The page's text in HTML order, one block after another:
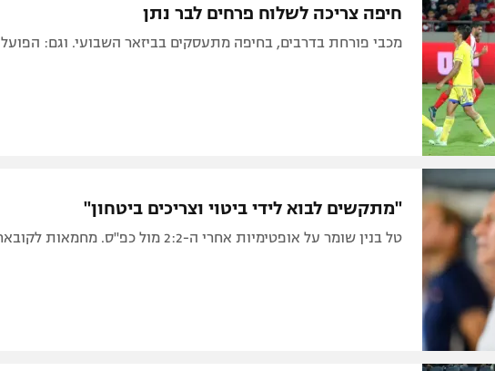
חיפה צריכה לשלוח פרחים לבר נתן
מכבי פורחת בדרבים, בחיפה מתעסקים בביזאר השבועי. וגם: הפועל
"מתקשים לבוא לידי ביטוי וצריכים ביטחון"
טל בנין שומר על אופטימיות אחרי ה-2:2 מול כפ"ס. מחמאות לקובאר ולסוויסה